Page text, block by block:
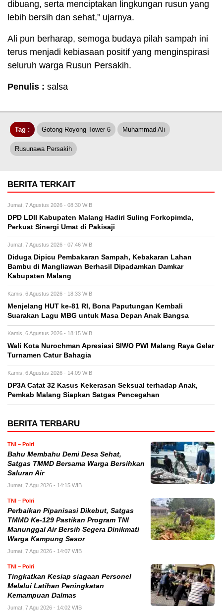
dibuang, serta menciptakan lingkungan rusun yang
lebih bersih dan sehat,” ujarnya.
Ali pun berharap, semoga budaya pilah sampah ini
terus menjadi kebiasaan positif yang menginspirasi
seluruh warga Rusun Persakih.
Penulis : salsa
Tag : Gotong Royong Tower 6 Muhammad Ali
Rusunawa Persakih
BERITA TERKAIT
Jumat, 7 Agustus 2026 - 08:30 WIB
DPD LDII Kabupaten Malang Hadiri Suling Forkopimda,
Perkuat Sinergi Umat di Pakisaji
Jumat, 7 Agustus 2026 - 07:46 WIB
Diduga Dipicu Pembakaran Sampah, Kebakaran Lahan
Bambu di Mangliawan Berhasil Dipadamkan Damkar
Kabupaten Malang
Kamis, 6 Agustus 2026 - 18:33 WIB
Menjelang HUT ke-81 RI, Bona Paputungan Kembali
Suarakan Lagu MBG untuk Masa Depan Anak Bangsa
Kamis, 6 Agustus 2026 - 18:15 WIB
Wali Kota Nurochman Apresiasi SIWO PWI Malang Raya Gelar
Turnamen Catur Bahagia
Kamis, 6 Agustus 2026 - 14:09 WIB
DP3A Catat 32 Kasus Kekerasan Seksual terhadap Anak,
Pemkab Malang Siapkan Satgas Pencegahan
BERITA TERBARU
TNI – Polri
Bahu Membahu Demi Desa Sehat,
Satgas TMMD Bersama Warga Bersihkan
Saluran Air
Jumat, 7 Agu 2026 - 14:15 WIB
TNI – Polri
Perbaikan Pipanisasi Dikebut, Satgas
TMMD Ke-129 Pastikan Program TNI
Manunggal Air Bersih Segera Dinikmati
Warga Kampung Sesor
Jumat, 7 Agu 2026 - 14:07 WIB
TNI – Polri
Tingkatkan Kesiap siagaan Personel
Melalui Latihan Peningkatan
Kemampuan Dalmas
Jumat, 7 Agu 2026 - 14:02 WIB